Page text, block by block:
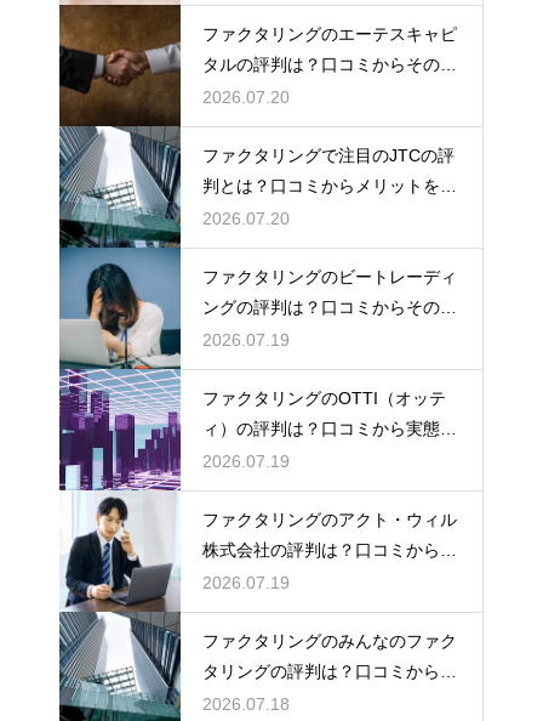
ファクタリングのエーテスキャピ
タルの評判は？口コミからその実
態を徹底解説
2026.07.20
ファクタリングで注目のJTCの評
判とは？口コミからメリットを徹
底解説
2026.07.20
ファクタリングのビートレーディ
ングの評判は？口コミからその実
態を徹底解説
2026.07.19
ファクタリングのOTTI（オッテ
ィ）の評判は？口コミから実態を
徹底解説
2026.07.19
ファクタリングのアクト・ウィル
株式会社の評判は？口コミから実
態を徹底解説
2026.07.19
ファクタリングのみんなのファク
タリングの評判は？口コミから実
態を徹底解説
2026.07.18